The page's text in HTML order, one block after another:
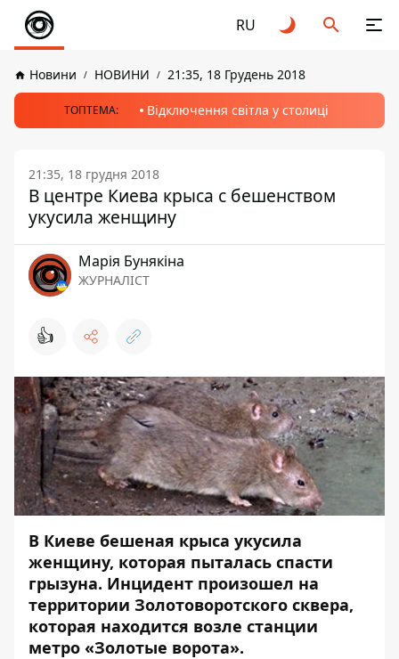
RU
Новини НОВИНИ 21:35, 18 Грудень 2018
ТОПТЕМА: Відключення світла у столиці
21:35, 18 грудня 2018
В центре Киева крыса с бешенством
укусила женщину
Марія Бунякіна
ЖУРНАЛІСТ
👍
В Киеве бешеная крыса укусила
женщину, которая пыталась спасти
грызуна. Инцидент произошел на
территории Золотоворотского сквера,
которая находится возле станции
метро «Золотые ворота».